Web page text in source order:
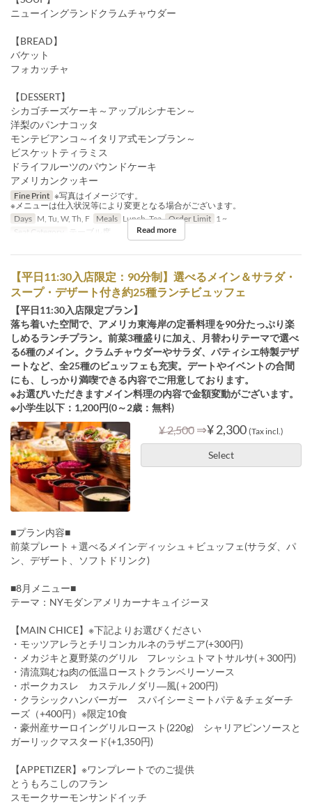
ニューイングランドクラムチャウダー
【BREAD】
バケット
フォカッチャ
【DESSERT】
シカゴチーズケーキ～アップルシナモン～
洋梨のパンナコッタ
モンテビアンコ～イタリア式モンブラン～
ビスケットティラミス
ドライフルーツのパウンドケーキ
アメリカンクッキー
Fine Print ※写真はイメージです。
※メニューは仕入状況等により変更となる場合がございます。
Days M, Tu, W, Th, F Meals Lunch, Tea Order Limit 1 ~
Seat Category
テーブル席 Read more
【平日11:30入店限定：90分制】選べるメイン＆サラダ・
スープ・デザート付き約25種ランチビュッフェ
【平日11:30入店限定プラン】
落ち着いた空間で、アメリカ東海岸の定番料理を90分たっぷり楽
しめるランチプラン。前菜3種盛りに加え、月替わりテーマで選べ
る6種のメイン。クラムチャウダーやサラダ、パティシエ特製デザ
ートなど、全25種のビュッフェも充実。デートやイベントの合間
にも、しっかり満喫できる内容でご用意しております。
※お選びいただきますメイン料理の内容で金額変動がございます。
※小学生以下：1,200円(0～2歳：無料)
¥ 2,500 ⇒¥ 2,300 (Tax incl.)
Select
■プラン内容■
前菜プレート＋選べるメインディッシュ＋ビュッフェ(サラダ、パ
ン、デザート、ソフトドリンク)
■8月メニュー■
テーマ：NYモダンアメリカーナキュイジーヌ
【MAIN CHICE】※下記よりお選びください
・モッツアレラとチリコンカルネのラザニア(+300円)
・メカジキと夏野菜のグリル フレッシュトマトサルサ(＋300円)
・清流鶏むね肉の低温ローストクランベリーソース
・ポークカスレ カステルノダリ―風(＋200円)
・クラシックハンバーガー スパイシーミートパテ＆チェダーチ
ーズ（+400円）※限定10食
・豪州産サーロイングリルロースト(220g) シャリアピンソースと
ガーリックマスタード(+1,350円)
【APPETIZER】※ワンプレートでのご提供
とうもろこしのフラン
スモークサーモンサンドイッチ